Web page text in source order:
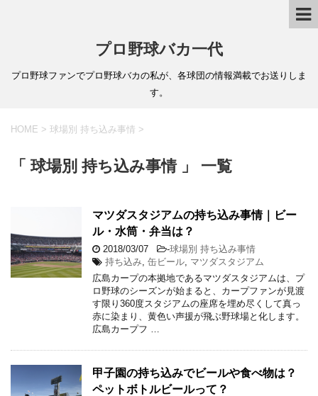
プロ野球バカ一代
プロ野球ファンでプロ野球バカの私が、各球団の情報満載でお送りしま
す。
HOME > 球場別 持ち込み事情 >
「 球場別 持ち込み事情 」 一覧
マツダスタジアムの持ち込み事情｜ビー
ル・水筒・弁当は？
2018/03/07 -球場別 持ち込み事情
持ち込み 缶ビール マツダスタジアム
広島カープの本拠地であるマツダスタジアムは、プ
ロ野球のシーズンが始まると、カープファンが見渡
す限り360度スタジアムの座席を埋め尽くして真っ
赤に染まり、黄色い声援が飛ぶ野球場と化します。
広島カープフ …
甲子園の持ち込みでビールや食べ物は？
ペットボトルビールって？